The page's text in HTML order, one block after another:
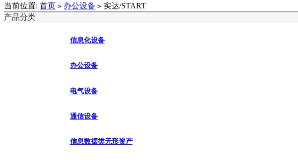
当前位置: 首页 > 办公设备 > 实达/START
产品分类
信息化设备
办公设备
电气设备
通信设备
信息数据类无形资产